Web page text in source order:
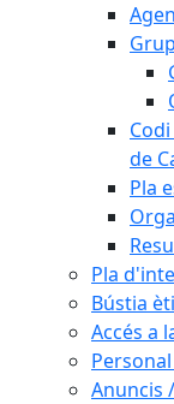
de
Pla
Pla
Bústia
Accés a
Anuncis